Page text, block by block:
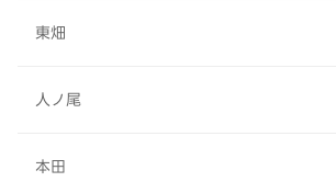
東畑
人ノ尾
本田